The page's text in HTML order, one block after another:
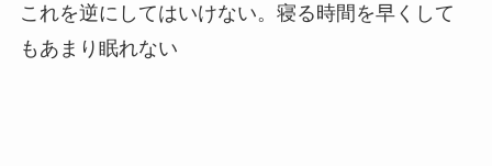
これを逆にしてはいけない。寝る時間を早くして
もあまり眠れない